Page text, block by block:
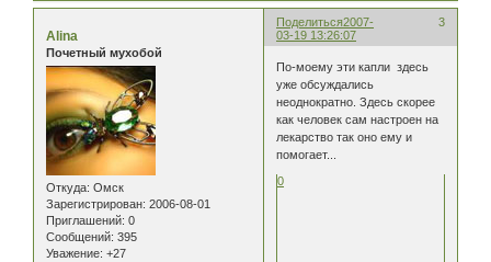
Поделиться 3
2007-
03-19 13:26:07
Alina
Почетный мухобой
Откуда: Омск
Зарегистрирован: 2006-08-01
Приглашений: 0
Сообщений: 395
Уважение: +27
По-моему эти капли здесь
уже обсуждались
неоднократно. Здесь скорее
как человек сам настроен на
лекарство так оно ему и
помогает...
0